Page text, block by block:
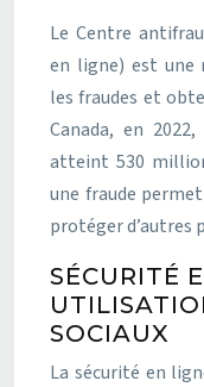
Le Centre
en ligne) est une
les fraudes et
Canada, en
atteint 530
une fraude
protéger d’autres
SÉCURITÉ
SOCIAUX
La sécurité en